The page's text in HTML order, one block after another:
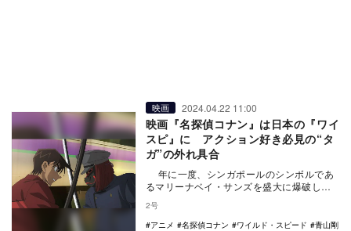
映画 2024.04.22 11:00
映画『名探偵コナン』は日本の『ワイ
スピ』に アクション好き必見の“タ
ガ”の外れ具合
年に一度、シンガポールのシンボルであ
るマリーナベイ・サンズを盛大に爆破した
壊し尽したり…
2号
アニメ
名探偵コナン ワイルド・スピード
青山剛